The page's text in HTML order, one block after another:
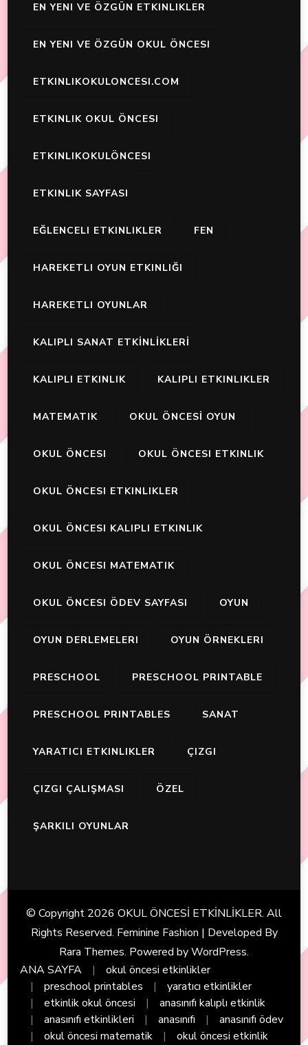
EN YENI VE ÖZGÜN ETKINLIKLER
EN YENI VE ÖZGÜN OKUL ÖNCESI
ETKINLIKOKULONCESI.COM
ETKINLIK OKUL ÖNCESI
ETKINLIKOKULÖNCESI
ETKINLIK SAYFASI
EĞLENCELI ETKINLIKLER FEN
HAREKETLI OYUN ETKINLIĞI
HAREKETLI OYUNLAR
KALIPLI SANAT ETKİNLİKLERİ
KALIPLI ETKINLIK KALIPLI ETKINLIKLER
MATEMATIK OKUL ÖNCESİ OYUN
OKUL ÖNCESI OKUL ÖNCESI ETKINLIK
OKUL ÖNCESI ETKINLIKLER
OKUL ÖNCESI KALIPLI ETKINLIK
OKUL ÖNCESI MATEMATIK
OKUL ÖNCESI ÖDEV SAYFASI OYUN
OYUN DERLEMELERI OYUN ÖRNEKLERI
PRESCHOOL PRESCHOOL PRINTABLE
PRESCHOOL PRINTABLES SANAT
YARATICI ETKINLIKLER ÇIZGI
ÇIZGI ÇALIŞMASI ÖZEL
ŞARKILI OYUNLAR
© Copyright 2026 OKUL ÖNCESİ ETKİNLİKLER. All
Rights Reserved. Feminine Fashion | Developed By
Rara Themes. Powered byWordPress.
ANA SAYFA
okul öncesi etkinlikler
preschool printables
yaratıcı etkinlikler
etkinlik okul öncesi
anasınıfı kalıplı etkinlik
anasınıfı etkinlikleri
anasınıfı
anasınıfı ödev
okul öncesi matematik
okul öncesi etkinlik